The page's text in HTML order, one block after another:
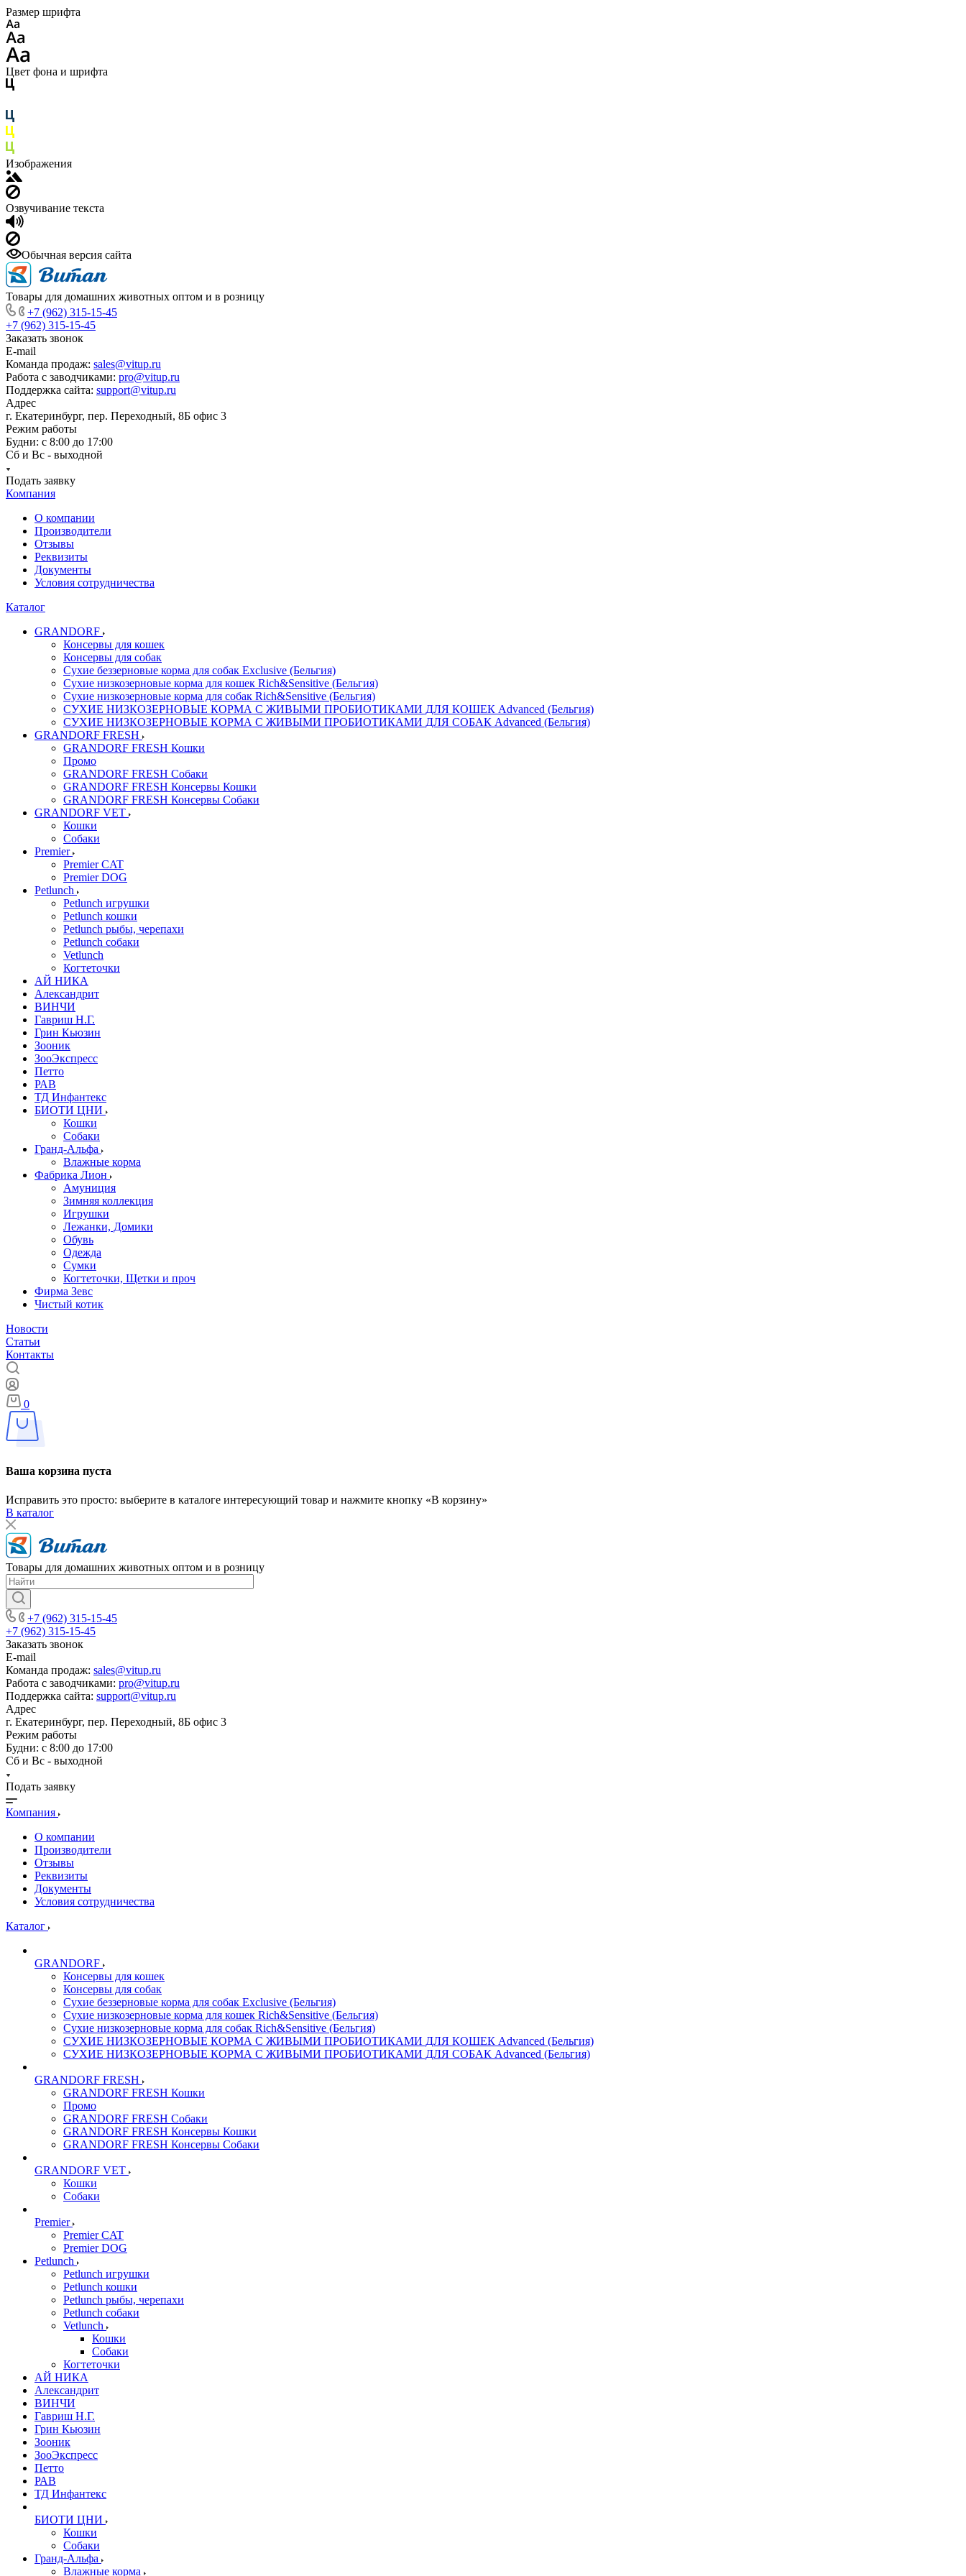
Размер шрифта
Цвет фона и шрифта
Изображения
Озвучивание текста
Обычная версия сайта
Товары для домашних животных оптом и в розницу
+7 (962) 315-15-45
+7 (962) 315-15-45
Заказать звонок
E-mail
Команда продаж: sales@vitup.ru
Работа с заводчиками: pro@vitup.ru
Поддержка сайта: support@vitup.ru
Адрес
г. Екатеринбург, пер. Переходный, 8Б офис 3
Режим работы
Будни: с 8:00 до 17:00
Сб и Вс - выходной
Подать заявку
Компания
О компании
Производители
Отзывы
Реквизиты
Документы
Условия сотрудничества
Каталог
GRANDORF
Консервы для кошек
Консервы для собак
Сухие беззерновые корма для собак Exclusive (Бельгия)
Сухие низкозерновые корма для кошек Rich&Sensitive (Бельгия)
Сухие низкозерновые корма для собак Rich&Sensitive (Бельгия)
СУХИЕ НИЗКОЗЕРНОВЫЕ КОРМА С ЖИВЫМИ ПРОБИОТИКАМИ ДЛЯ КОШЕК Advanced (Бельгия)
СУХИЕ НИЗКОЗЕРНОВЫЕ КОРМА С ЖИВЫМИ ПРОБИОТИКАМИ ДЛЯ СОБАК Advanced (Бельгия)
GRANDORF FRESH
GRANDORF FRESH Кошки
Промо
GRANDORF FRESH Собаки
GRANDORF FRESH Консервы Кошки
GRANDORF FRESH Консервы Собаки
GRANDORF VET
Кошки
Собаки
Premier
Premier CAT
Premier DOG
Petlunch
Petlunch игрушки
Petlunch кошки
Petlunch рыбы, черепахи
Petlunch собаки
Vetlunch
Когтеточки
АЙ НИКА
Александрит
ВИНЧИ
Гавриш Н.Г.
Грин Кьюзин
Зооник
ЗооЭкспресс
Петто
РАВ
ТД Инфантекс
БИОТИ ЦНИ
Кошки
Собаки
Гранд-Альфа
Влажные корма
Фабрика Лион
Амуниция
Зимняя коллекция
Игрушки
Лежанки, Домики
Обувь
Одежда
Сумки
Когтеточки, Щетки и проч
Фирма Зевс
Чистый котик
Новости
Статьи
Контакты
0
Ваша корзина пуста
Исправить это просто: выберите в каталоге интересующий товар и нажмите кнопку «В корзину»
В каталог
Товары для домашних животных оптом и в розницу
+7 (962) 315-15-45
+7 (962) 315-15-45
Заказать звонок
E-mail
Команда продаж: sales@vitup.ru
Работа с заводчиками: pro@vitup.ru
Поддержка сайта: support@vitup.ru
Адрес
г. Екатеринбург, пер. Переходный, 8Б офис 3
Режим работы
Будни: с 8:00 до 17:00
Сб и Вс - выходной
Подать заявку
Компания
О компании
Производители
Отзывы
Реквизиты
Документы
Условия сотрудничества
Каталог
GRANDORF
Консервы для кошек
Консервы для собак
Сухие беззерновые корма для собак Exclusive (Бельгия)
Сухие низкозерновые корма для кошек Rich&Sensitive (Бельгия)
Сухие низкозерновые корма для собак Rich&Sensitive (Бельгия)
СУХИЕ НИЗКОЗЕРНОВЫЕ КОРМА С ЖИВЫМИ ПРОБИОТИКАМИ ДЛЯ КОШЕК Advanced (Бельгия)
СУХИЕ НИЗКОЗЕРНОВЫЕ КОРМА С ЖИВЫМИ ПРОБИОТИКАМИ ДЛЯ СОБАК Advanced (Бельгия)
GRANDORF FRESH
GRANDORF FRESH Кошки
Промо
GRANDORF FRESH Собаки
GRANDORF FRESH Консервы Кошки
GRANDORF FRESH Консервы Собаки
GRANDORF VET
Кошки
Собаки
Premier
Premier CAT
Premier DOG
Petlunch
Petlunch игрушки
Petlunch кошки
Petlunch рыбы, черепахи
Petlunch собаки
Vetlunch
Кошки
Собаки
Когтеточки
АЙ НИКА
Александрит
ВИНЧИ
Гавриш Н.Г.
Грин Кьюзин
Зооник
ЗооЭкспресс
Петто
РАВ
ТД Инфантекс
БИОТИ ЦНИ
Кошки
Собаки
Гранд-Альфа
Влажные корма